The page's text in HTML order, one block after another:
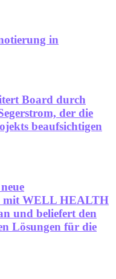
in
Board durch
der die
beaufsichtigen
mit WELL HEALTH
und beliefert den
Lösungen für die